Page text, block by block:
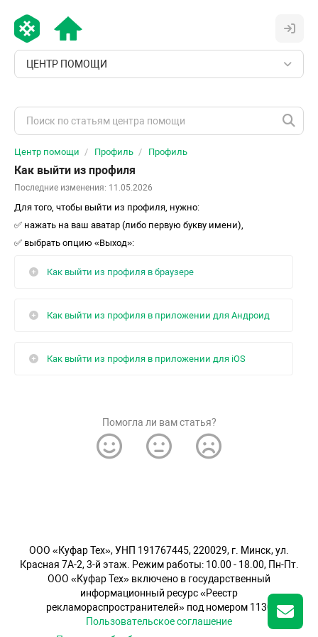
ЦЕНТР ПОМОЩИ
Центр помощи Профиль Профиль
Как выйти из профиля
Последние изменения: 11.05.2026
Для того, чтобы выйти из профиля, нужно:
✅ нажать на ваш аватар (либо первую букву имени),
✅ выбрать опцию «Выход»:
Как выйти из профиля в браузере
Как выйти из профиля в приложении для Андроид
Как выйти из профиля в приложении для iOS
Помогла ли вам статья?
OOO «Куфар Тех», УНП 191767445, 220029, г. Минск, ул.
Красная 7А-2, 3-й этаж. Режим работы: 10.00 - 18.00, Пн-Пт.
ООО «Куфар Тех» включено в государственный
информационный ресурс «Реестр
рекламораспространителей» под номером 1130
Пользовательское соглашение